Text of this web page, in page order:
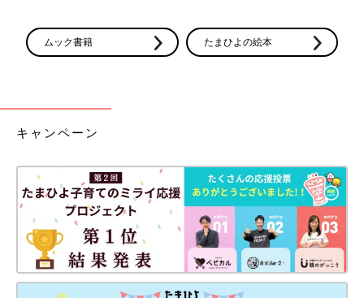
西松屋のアイテムが可愛すぎる！とママたちか
ら大人気です。インスタで注目されているもの
西松屋の激かわアイテムはいかがでしたか？お買い得品もあり、
売り切れ前にはぜひともゲットしておきたいですよね。注目アイ
で見つけてみてくださいね。
(文・水川ちさ)
※記事内容でご紹介している投稿、リンク先は、削除される場合
があります。あらかじめご了承ください。
※記事の内容は記載当時の情報であり、現在と異なる場合があり
ます。
ムック書籍 たまひよの絵本
キャンペーン